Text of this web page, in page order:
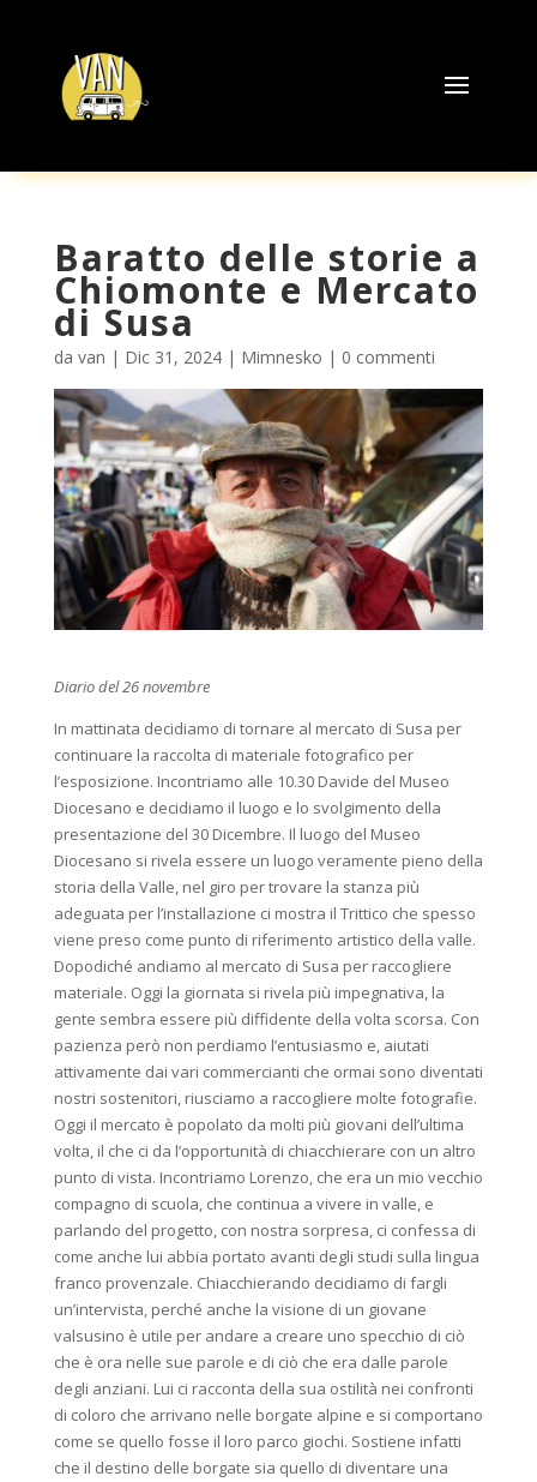
Baratto delle storie a
Chiomonte e Mercato
di Susa
da van | Dic 31, 2024| Mimnesko | 0 commenti
Diario del 26 novembre
In mattinata decidiamo di tornare al mercato di Susa per
continuare la raccolta di materiale fotografico per
l’esposizione. Incontriamo alle 10.30 Davide del Museo
Diocesano e decidiamo il luogo e lo svolgimento della
presentazione del 30 Dicembre. Il luogo del Museo
Diocesano si rivela essere un luogo veramente pieno della
storia della Valle, nel giro per trovare la stanza più
adeguata per l’installazione ci mostra il Trittico che spesso
viene preso come punto di riferimento artistico della valle.
Dopodiché andiamo al mercato di Susa per raccogliere
materiale. Oggi la giornata si rivela più impegnativa, la
gente sembra essere più diffidente della volta scorsa. Con
pazienza però non perdiamo l’entusiasmo e, aiutati
attivamente dai vari commercianti che ormai sono diventati
nostri sostenitori, riusciamo a raccogliere molte fotografie.
Oggi il mercato è popolato da molti più giovani dell’ultima
volta, il che ci da l’opportunità di chiacchierare con un altro
punto di vista. Incontriamo Lorenzo, che era un mio vecchio
compagno di scuola, che continua a vivere in valle, e
parlando del progetto, con nostra sorpresa, ci confessa di
come anche lui abbia portato avanti degli studi sulla lingua
franco provenzale. Chiacchierando decidiamo di fargli
un’intervista, perché anche la visione di un giovane
valsusino è utile per andare a creare uno specchio di ciò
che è ora nelle sue parole e di ciò che era dalle parole
degli anziani. Lui ci racconta della sua ostilità nei confronti
di coloro che arrivano nelle borgate alpine e si comportano
come se quello fosse il loro parco giochi. Sostiene infatti
che il destino delle borgate sia quello di diventare una